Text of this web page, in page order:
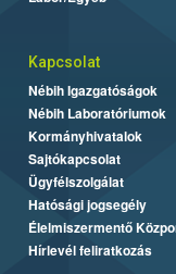
Kapcsolat
Nébih Igazgatóságok
Nébih Laboratóriumok
Kormányhivatalok
Sajtókapcsolat
Ügyfélszolgálat
Hatósági jogsegély
Élelmiszermentő
Hírlevél feliratkozás